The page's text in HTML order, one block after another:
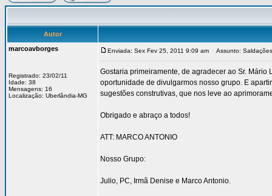
Autor
marcoavborges
Registrado: 23/02/11
Idade: 38
Mensagens: 16
Localização: Uberlândia-MG
Enviada: Sex Fev 25, 2011 9:09 am Assunto:
Gostaria primeiramente, de agradecer ao Sr.
oportunidade de divulgarmos nosso grupo. E
sugestões construtivas, que nos leve ao
Obrigado e abraço a todos!
ATT: MARCO ANTONIO
Nosso Grupo:
Julio, PC, Irmã Denise e Marco Antonio.